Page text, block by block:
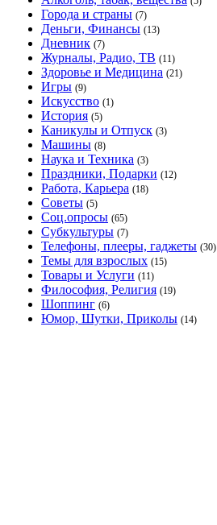
Города и страны (7)
Деньги, Финансы (13)
Дневник (7)
Журналы, Радио, ТВ (11)
Здоровье и Медицина (21)
Игры (9)
Искусство (1)
История (5)
Каникулы и Отпуск (3)
Машины (8)
Наука и Техника (3)
Праздники, Подарки (12)
Работа, Карьера (18)
Советы (5)
Соц.опросы (65)
Субкультуры (7)
Телефоны, плееры, гаджеты (30)
Темы для взрослых (15)
Товары и Услуги (11)
Философия, Религия (19)
Шоппинг (6)
Юмор, Шутки, Приколы (14)